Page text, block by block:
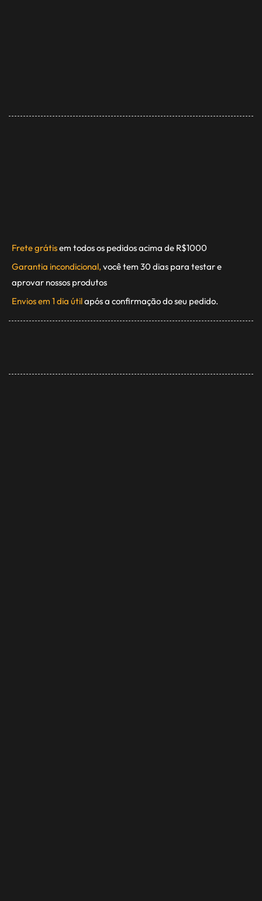
Frete grátisem todos os pedidos acima de R$1000
Garantia incondicional, você tem 30 dias para testar e
aprovar nossos produtos
Envios em 1 dia útilapós a confirmação do seu pedido.